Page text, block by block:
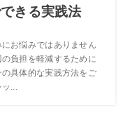
きる実践法
お悩みではありません
負担を軽減するために
具体的な実践方法をご
...